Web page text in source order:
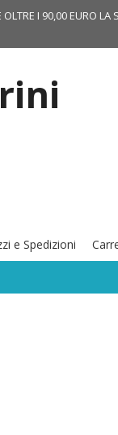
I 90,00 EURO LA
e Spedizioni